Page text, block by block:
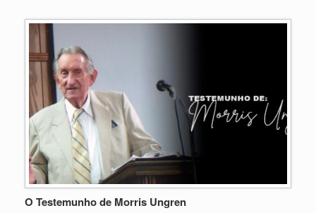
O Testemunho de Morris Ungren